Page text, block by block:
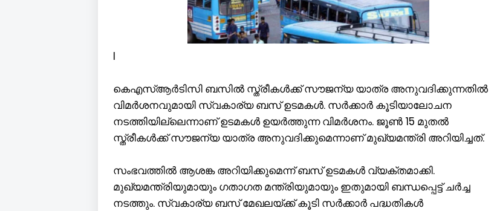
l
കെഎസ്ആർടിസി ബസിൽ സ്ത്രീകൾക്ക് സൗജന്യ യാത്ര അനുവദിക്കുന്നതിൽ
വിമർശനവുമായി സ്വകാര്യ ബസ് ഉടമകൾ. സർക്കാർ കൂടിയാലോചന
നടത്തിയില്ലെന്നാണ് ഉടമകൾ ഉയർത്തുന്ന വിമർശനം. ജൂൺ 15 മുതൽ
സ്ത്രീകൾക്ക് സൗജന്യ യാത്ര അനുവദിക്കുമെന്നാണ് മുഖ്യമന്ത്രി അറിയിച്ചത്.
സംഭവത്തിൽ ആശങ്ക അറിയിക്കുമെന്ന് ബസ് ഉടമകൾ വ്യക്തമാക്കി.
മുഖ്യമന്ത്രിയുമായും ഗതാഗത മന്ത്രിയുമായും ഇതുമായി ബന്ധപ്പെട്ട് ചർച്ച
നടത്തും. സ്വകാര്യ ബസ് മേഖലയ്ക്ക് കൂടി സർക്കാർ പദ്ധതികൾ